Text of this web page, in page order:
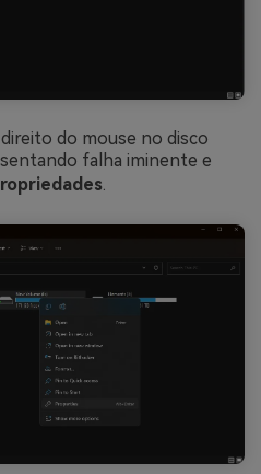
do mouse no disco
falha iminente e